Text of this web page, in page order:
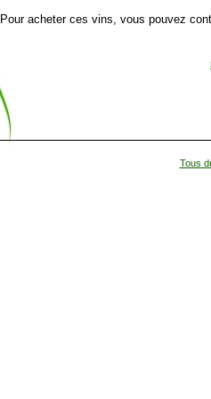
Pour acheter ces vins, vous pouvez
Tous